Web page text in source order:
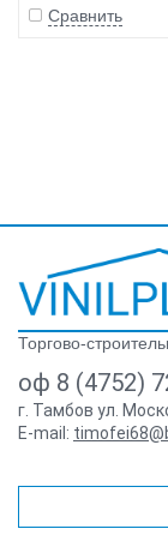
Сравнить
Торгово-
оф 8 (4752)
г. Тамбов ул.
E-mail: